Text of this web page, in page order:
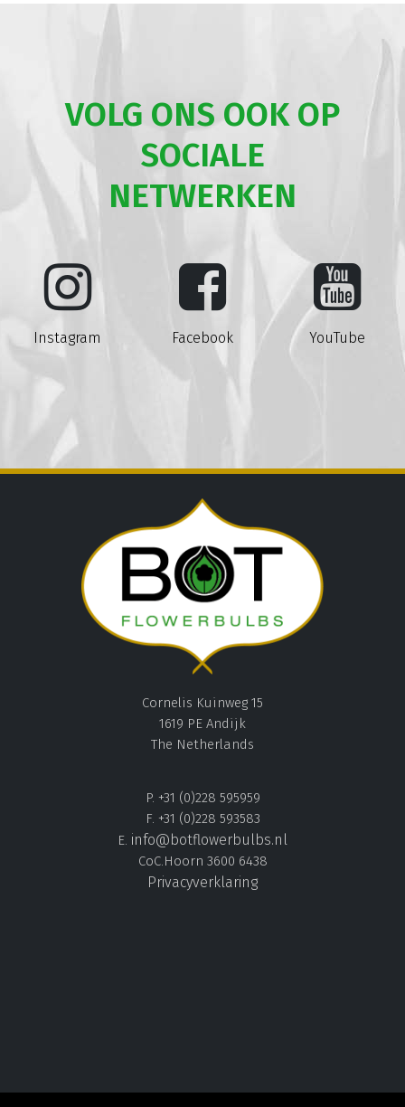
VOLG ONS OOK OP
SOCIALE
NETWERKEN
Instagram Facebook YouTube
Cornelis Kuinweg 15
1619 PE Andijk
The Netherlands
P. +31 (0)228 595959
F. +31 (0)228 593583
E. info@botflowerbulbs.nl
CoC.Hoorn 3600 6438
Privacyverklaring